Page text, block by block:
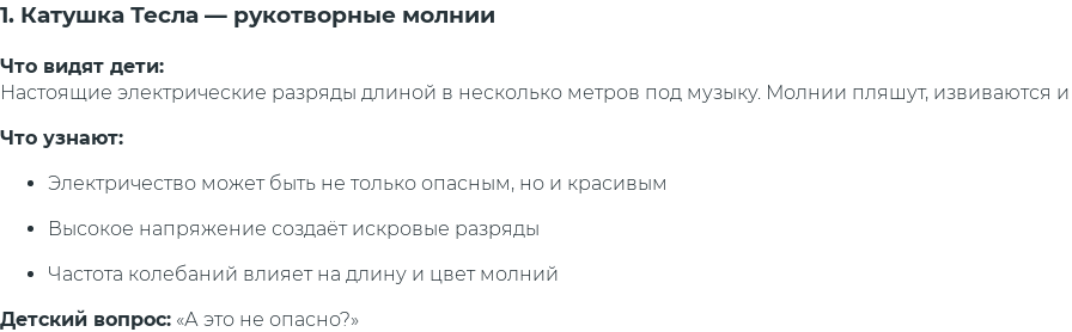
1. Катушка Тесла — рукотворные молнии
Что видят дети:
Настоящие электрические разряды длиной в несколько метров под музыку. Молнии пляшут, извиваются
Что узнают:
Электричество может быть не только опасным, но и красивым
Высокое напряжение создаёт искровые разряды
Частота колебаний влияет на длину и цвет молний
Детский вопрос: «А это не опасно?»